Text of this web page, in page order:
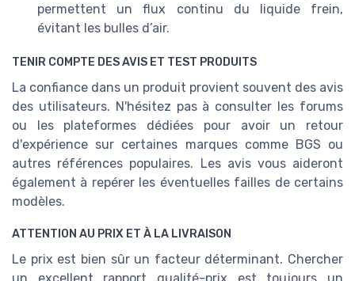
permettent un flux continu du liquide frein,
évitant les bulles d’air.
TENIR COMPTE DES AVIS ET TEST PRODUITS
La confiance dans un produit provient souvent des avis
des utilisateurs. N'hésitez pas à consulter les forums
ou les plateformes dédiées pour avoir un retour
d'expérience sur certaines marques comme BGS ou
autres références populaires. Les avis vous aideront
également à repérer les éventuelles failles de certains
modèles.
ATTENTION AU PRIX ET À LA LIVRAISON
Le prix est bien sûr un facteur déterminant. Chercher